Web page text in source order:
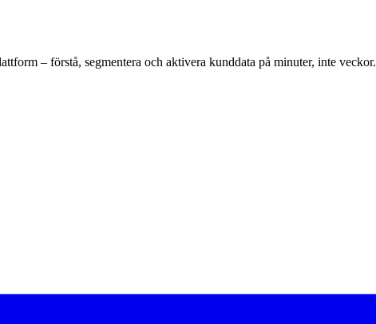
– förstå, segmentera och aktivera kunddata på minuter, inte veckor.